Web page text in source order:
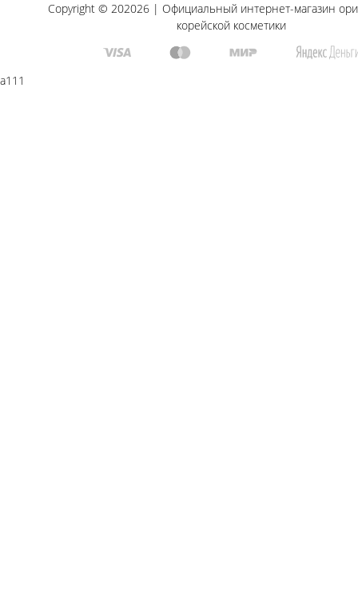
Copyright © 202026 | Официальный интернет-магазин
корейской косметики
a111